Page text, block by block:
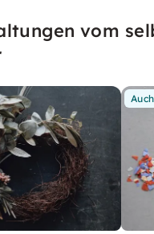
vom